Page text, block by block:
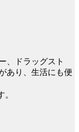
、ドラッグスト
あり、生活にも便